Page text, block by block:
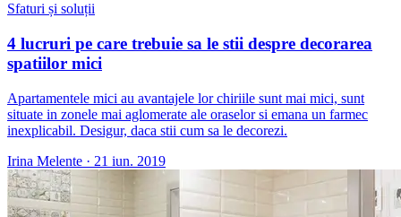
Sfaturi și soluții
4 lucruri pe care trebuie sa le stii despre decorarea
spatiilor mici
Apartamentele mici au avantajele lor chiriile sunt mai mici, sunt
situate in zonele mai aglomerate ale oraselor si emana un farmec
inexplicabil. Desigur, daca stii cum sa le decorezi.
Irina Melente · 21 iun. 2019